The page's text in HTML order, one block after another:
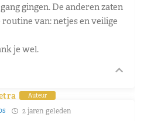
gingen. De anderen zaten
van: netjes en veilige
je wel.
Auteur
2 jaren geleden